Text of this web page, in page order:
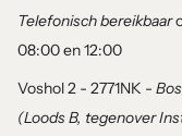
geplant.
Telefonisch bereikbaar
08:00 en 12:00
Voshol 2 - 2771NK -
(Loods B, tegenover